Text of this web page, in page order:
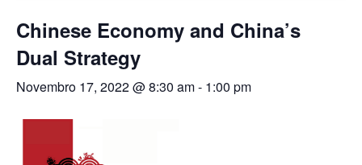
Chinese Economy and China’s
Dual Strategy
Novembro 17, 2022 @ 8:30 am- 1:00 pm